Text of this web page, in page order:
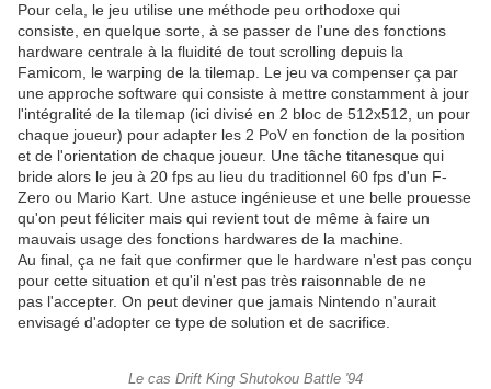
Pour cela, le jeu utilise une méthode peu orthodoxe qui
consiste, en quelque sorte, à se passer de l'une des fonctions
hardware centrale à la fluidité de tout scrolling depuis la
Famicom, le warping de la tilemap. Le jeu va compenser ça par
une approche software qui consiste à mettre constamment à jour
l'intégralité de la tilemap (ici divisé en 2 bloc de 512x512, un pour
chaque joueur) pour adapter les 2 PoV en fonction de la position
et de l'orientation de chaque joueur. Une tâche titanesque qui
bride alors le jeu à 20 fps au lieu du traditionnel 60 fps d'un F-
Zero ou Mario Kart. Une astuce ingénieuse et une belle prouesse
qu'on peut féliciter mais qui revient tout de même à faire un
mauvais usage des fonctions hardwares de la machine.
Au final, ça ne fait que confirmer que le hardware n'est pas conçu
pour cette situation et qu'il n'est pas très raisonnable de ne
pas l'accepter. On peut deviner que jamais Nintendo n'aurait
envisagé d'adopter ce type de solution et de sacrifice.
Le cas Drift King Shutokou Battle '94